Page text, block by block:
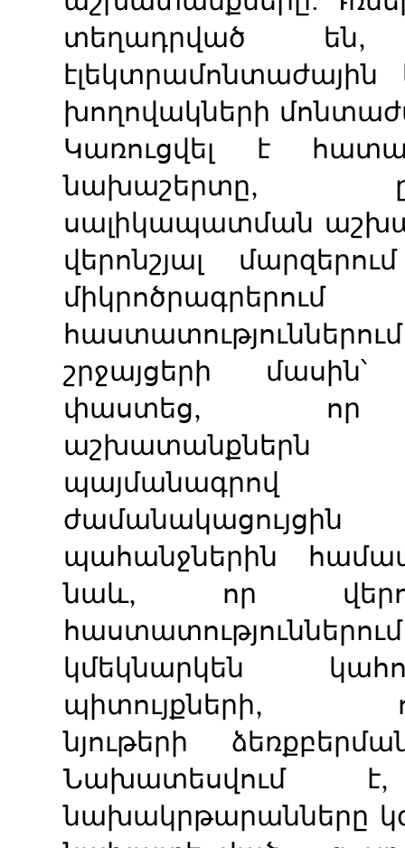
տեղադրված
էլեկտրամոնտաժային
խողովակների
Կառուցվել է
նախաշերտը,
սալիկապատման
վերոնշյալ
շրջայցերի
փաստեց, որ
պահանջներին
նաև, որ
կմեկնարկեն
պիտույքների,
նյութերի
Նախատեսվում
նախակրթարանները